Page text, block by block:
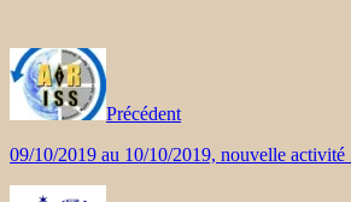
Précédent
09/10/2019 au 10/10/2019, nouvelle